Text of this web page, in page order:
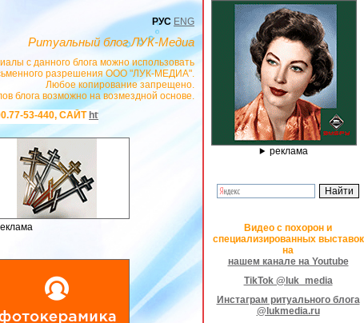
РУС ENG
Ритуальный блог ЛУК-Медиа
с данного блога можно использовать
разрешения ООО "ЛУК-МЕДИА".
Любое копирование запрещено.
блога возможно на возмездной основе.
https://stanok-graver.ru - РЕКЛАМОДАТЕЛЬ ИП Павленко С.В. ИНН:
реклама
Видео с похорон и
специализированных выставок
на
нашем канале на Youtube
TikTok @luk_media
Инстаграм ритуального блога
@lukmedia.ru